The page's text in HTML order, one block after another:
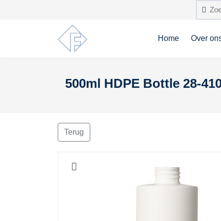
Home Over
500ml HDPE Bottle 28-
Terug